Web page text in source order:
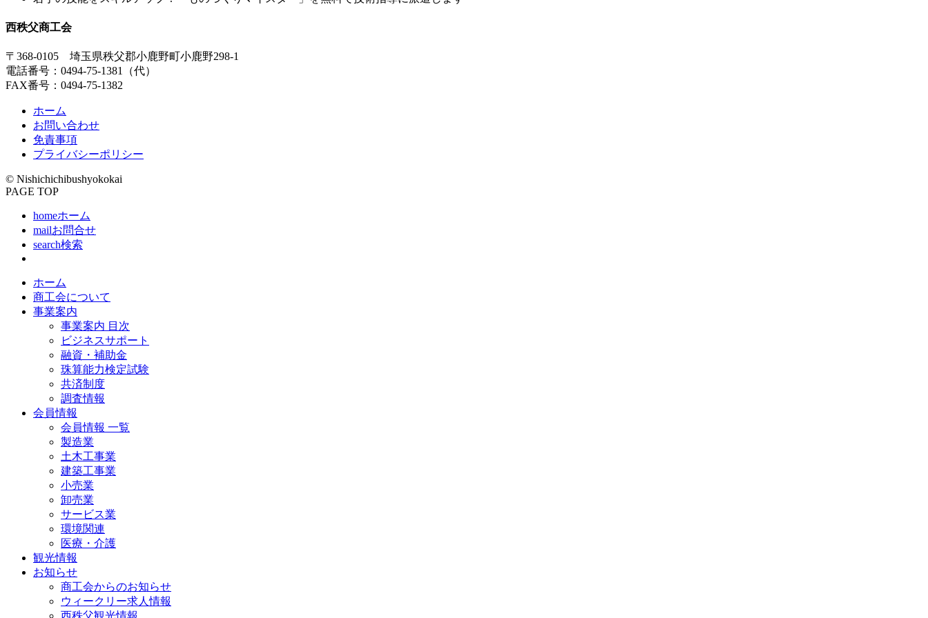
西秩父商工会
〒368-0105 埼玉県秩父郡小鹿野町小鹿野298-1
電話番号 ： 0494-75-1381
（代）
FAX番号 ：0494-75-1382
ホーム
お問い合わせ
免責事項
プライバシーポリシー
© Nishichichibushyokokai
PAGE TOP
homeホーム
mailお問合せ
search検索
ホーム
商工会について
事業案内
事業案内 目次
ビジネスサポート
融資・補助金
珠算能力検定試験
共済制度
調査情報
会員情報
会員情報 一覧
製造業
土木工事業
建築工事業
小売業
卸売業
サービス業
環境関連
医療・介護
観光情報
お知らせ
商工会からのお知らせ
ウィークリー求人情報